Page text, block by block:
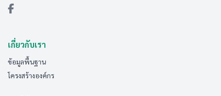
เกี่ยวกับเรา
ข้อมูลพื้นฐาน
โครงสร้างองค์กร